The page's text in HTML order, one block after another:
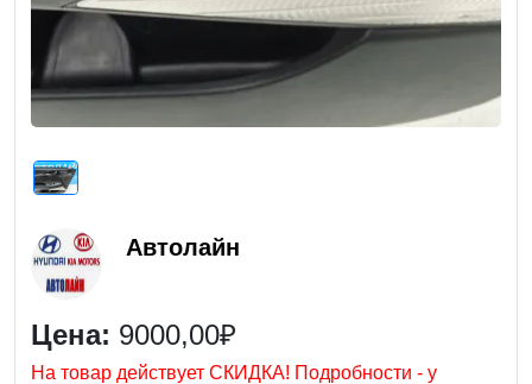
Автолайн
Цена: 9000,00₽
На товар действует СКИДКА! Подробности - у